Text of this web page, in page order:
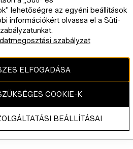
PINTERESTICON
FACEBOOKICON
Készpénzes
fizetés
Ajándékkártyák
hozzáadása
Visa
lehetőségre az egyéni beállítások
információkért olvassa el a Süti-
szabályzat
ELFOGADÁSA
COOKIE-K
BEÁLLÍTÁSAI